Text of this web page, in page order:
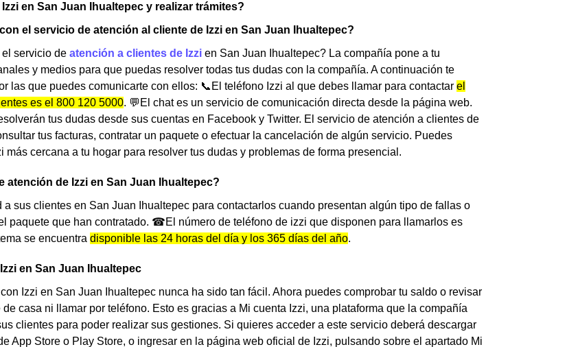
en San Juan Ihualtepec y realizar trámites?
el servicio de atención al cliente de Izzi en San Juan Ihualtepec?
servicio de atención a clientes de Izzi en San Juan Ihualtepec? La compañía pone a tu
y medios para que puedas resolver todas tus dudas con la compañía. A continuación te
las que puedes comunicarte con ellos: 📞El teléfono Izzi al que debes llamar para contactar el
es el 800 120 5000. 💬El chat es un servicio de comunicación directa desde la página web.
tus dudas desde sus cuentas en Facebook y Twitter. El servicio de atención a clientes de
tus facturas, contratar un paquete o efectuar la cancelación de algún servicio. Puedes
más cercana a tu hogar para resolver tus dudas y problemas de forma presencial.
atención de Izzi en San Juan Ihualtepec?
a sus clientes en San Juan Ihualtepec para contactarlos cuando presentan algún tipo de fallas o
paquete que han contratado. ☎El número de teléfono de izzi que disponen para llamarlos es
se encuentra disponible las 24 horas del día y los 365 días del año.
en San Juan Ihualtepec
Izzi en San Juan Ihualtepec nunca ha sido tan fácil. Ahora puedes comprobar tu saldo o revisar
casa ni llamar por teléfono. Esto es gracias a Mi cuenta Izzi, una plataforma que la compañía
clientes para poder realizar sus gestiones. Si quieres acceder a este servicio deberá descargar
App Store o Play Store, o ingresar en la página web oficial de Izzi, pulsando sobre el apartado Mi